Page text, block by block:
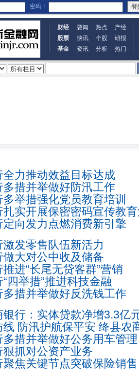
密码：
财经 要闻 热点
产经
股票
快讯 个股
研报
基金
资讯 分析 热门
力推动效益目标达成
多措并举做好防汛工作
举措强化党员教育培训
扎实开展保密密码宣传教
向发力点燃消费新引擎
发零售队伍新活力
大对公中收及储备
进“长尾无贷客群”营销
四举措”推进科技金融
多措并举做好反洗钱工作
银行：实体贷款净增3.3亿
线 防汛护航保平安 绛县农
全服务屏障
措并举做好公务用车管理
抓对公资产业务
焦关键节点突破保险销售